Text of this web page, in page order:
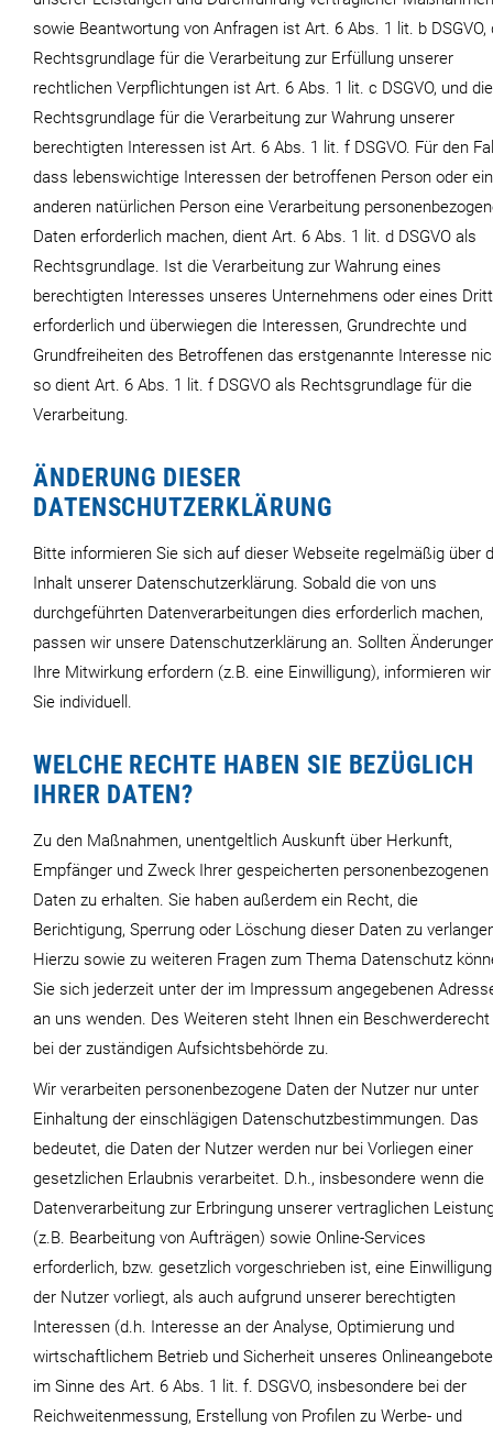
sowie Beantwortung von Anfragen ist Art. 6 Abs. 1 lit. b DSGVO,
Rechtsgrundlage für die Verarbeitung zur Erfüllung unserer
rechtlichen Verpflichtungen ist Art. 6 Abs. 1 lit. c DSGVO, und die
Rechtsgrundlage für die Verarbeitung zur Wahrung unserer
berechtigten Interessen ist Art. 6 Abs. 1 lit. f DSGVO. Für den
dass lebenswichtige Interessen der betroffenen Person oder
anderen natürlichen Person eine Verarbeitung
Daten erforderlich machen, dient Art. 6 Abs. 1 lit. d DSGVO als
Rechtsgrundlage. Ist die Verarbeitung zur Wahrung eines
berechtigten Interesses unseres Unternehmens oder eines
erforderlich und überwiegen die Interessen, Grundrechte und
Grundfreiheiten des Betroffenen das erstgenannte Interesse
so dient Art. 6 Abs. 1 lit. f DSGVO als Rechtsgrundlage für die
Verarbeitung.
ÄNDERUNG DIESER
DATENSCHUTZERKLÄRUNG
Bitte informieren Sie sich auf dieser Webseite regelmäßig über
Inhalt unserer Datenschutzerklärung. Sobald die von uns
durchgeführten Datenverarbeitungen dies erforderlich machen,
passen wir unsere Datenschutzerklärung an. Sollten
Ihre Mitwirkung erfordern (z.B. eine Einwilligung), informieren wir
Sie individuell.
WELCHE RECHTE HABEN SIE BEZÜGLICH
IHRER DATEN?
Zu den Maßnahmen, unentgeltlich Auskunft über Herkunft,
Empfänger und Zweck Ihrer gespeicherten personenbezogenen
Daten zu erhalten. Sie haben außerdem ein Recht, die
Berichtigung, Sperrung oder Löschung dieser Daten zu
Hierzu sowie zu weiteren Fragen zum Thema Datenschutz
Sie sich jederzeit unter der im Impressum angegebenen
an uns wenden. Des Weiteren steht Ihnen ein Beschwerderecht
bei der zuständigen Aufsichtsbehörde zu.
Wir verarbeiten personenbezogene Daten der Nutzer nur unter
Einhaltung der einschlägigen Datenschutzbestimmungen. Das
bedeutet, die Daten der Nutzer werden nur bei Vorliegen einer
gesetzlichen Erlaubnis verarbeitet. D.h., insbesondere wenn die
Datenverarbeitung zur Erbringung unserer vertraglichen
(z.B. Bearbeitung von Aufträgen) sowie Online-Services
erforderlich, bzw. gesetzlich vorgeschrieben ist, eine Einwilligung
der Nutzer vorliegt, als auch aufgrund unserer berechtigten
Interessen (d.h. Interesse an der Analyse, Optimierung und
wirtschaftlichem Betrieb und Sicherheit unseres
im Sinne des Art. 6 Abs. 1 lit. f. DSGVO, insbesondere bei der
Reichweitenmessung, Erstellung von Profilen zu Werbe- und